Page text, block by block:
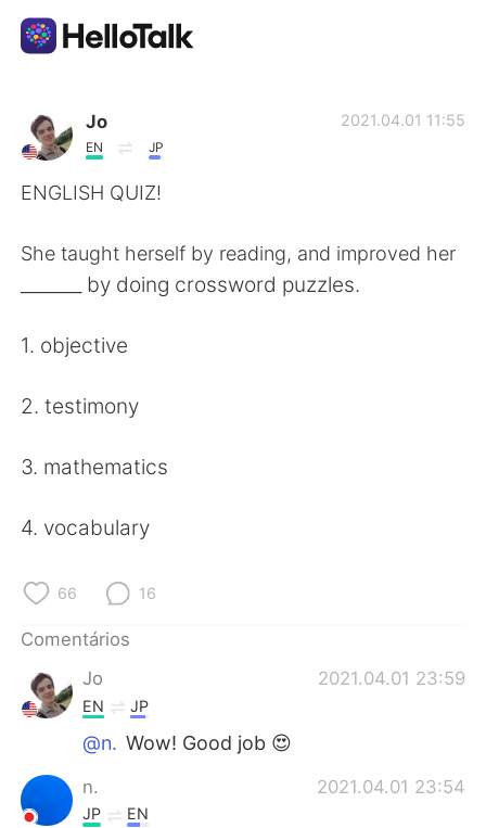
AI Grammar Checker
ไทย
Tiếng Việt
Jo
EN JP
2021.04.01 11:55
ENGLISH QUIZ!
She taught herself by reading, and improved her
_______ by doing crossword puzzles.
1. objective
2. testimony
3. mathematics
4. vocabulary
66 16
Comentários
Jo
2021.04.01 23:59
EN JP
@n. Wow! Good job 😍
n. 2021.04.01 23:54
JP EN